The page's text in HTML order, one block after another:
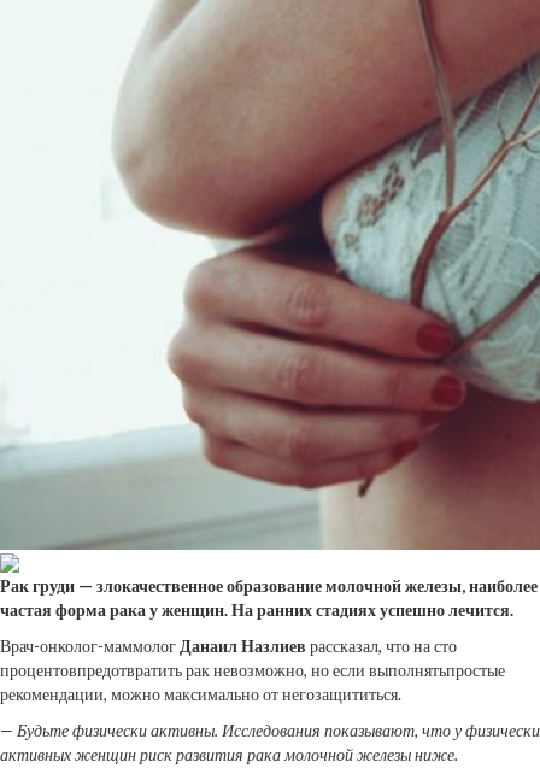
Рак груди — злокачественное образование молочной железы, наиболее
частая форма рака у женщин. На ранних стадиях успешно лечится.
Врач-онколог-маммолог ДанаилНазлиев рассказал, что на сто
процентовпредотвратить рак невозможно, но если выполнятьпростые
рекомендации, можно максимально от негозащититься.
— Будьте физически активны. Исследования показывают, что у физически
активных женщин риск развития рака молочной железы ниже.